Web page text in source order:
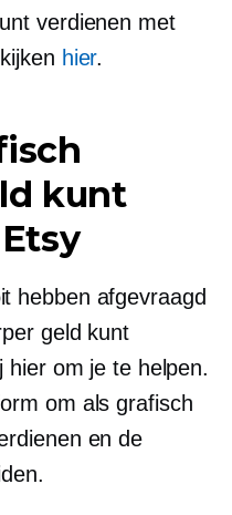
verdienen met
hier.
kunt
hebben afgevraagd
geld kunt
hier om je te helpen.
om als grafisch
en de